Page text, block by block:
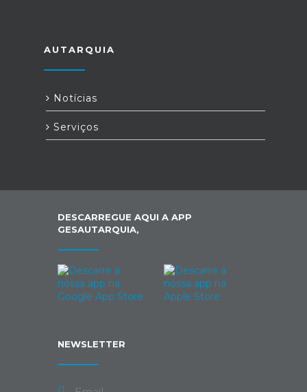
AUTARQUIA
Notícias
Serviços
DESCARREGUE AQUI A APP
GESAUTARQUIA,
NEWSLETTER